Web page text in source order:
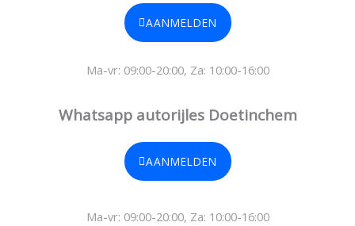
AANMELDEN
Ma-vr: 09:00-20:00, Za: 10:00-16:00
Whatsapp autorijles Doetinchem
AANMELDEN
Ma-vr: 09:00-20:00, Za: 10:00-16:00